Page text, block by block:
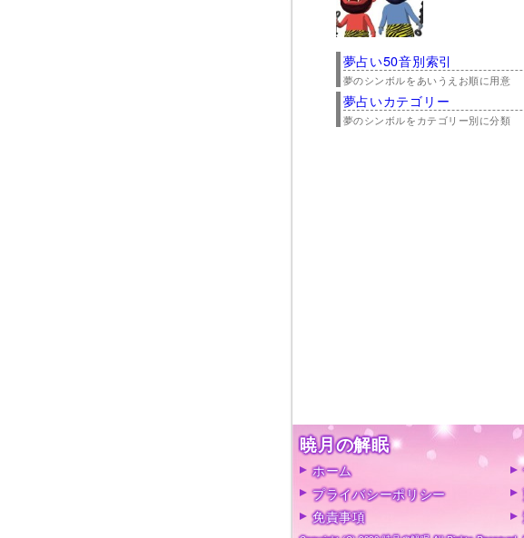
夢占い50音別索引
夢のシンボルをあいうえお順に用意
夢占いカテゴリー
夢のシンボルをカテゴリー別に分類
暁月の解眠
ホーム
プライバシーポリシー
免責事項